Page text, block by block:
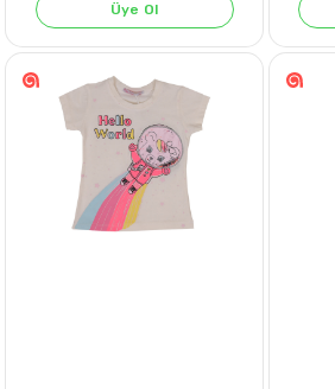
ADET 9-12 Years
Üye Ol